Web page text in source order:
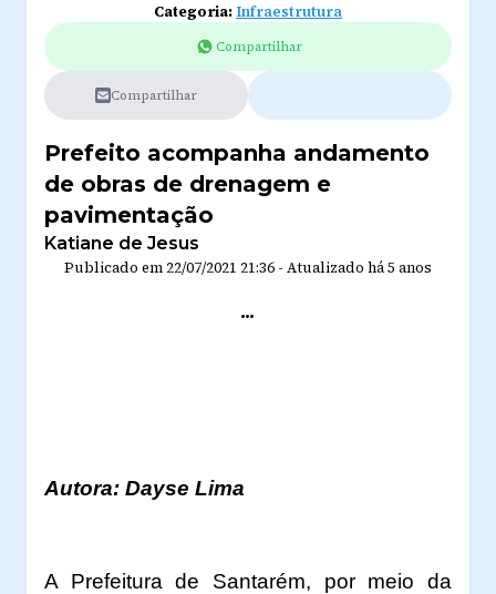
Categoria:Infraestrutura
Compartilhar
Compartilhar
Prefeito acompanha andamento
de obras de drenagem e
pavimentação
Katiane de Jesus
Publicado em 22/07/2021 21:36 - Atualizado há 5 anos
...
Autora: Dayse Lima
A Prefeitura de Santarém, por meio da